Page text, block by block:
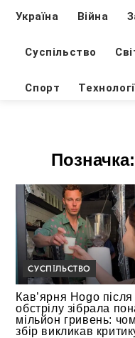
Україна Війна
Суспільство
Спорт
Позначка:
СУСПІЛЬСТВО
Кав’ярня Hogo після
обстрілу зібрала
мільйон гривень:
збір викликав